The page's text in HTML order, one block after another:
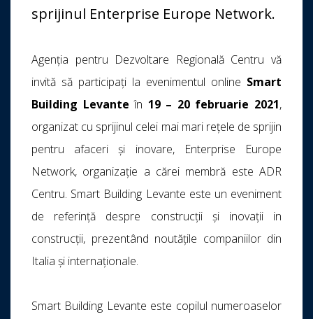
sprijinul Enterprise Europe Network.
Agenția pentru Dezvoltare Regională Centru vă
invită să participați la evenimentul online Smart
Building Levante în 19 – 20 februarie 2021,
organizat cu sprijinul celei mai mari reţele de sprijin
pentru afaceri şi inovare, Enterprise Europe
Network, organizaţie a cărei membră este ADR
Centru. Smart Building Levante este un eveniment
de referință despre construcții și inovații in
construcții, prezentând noutățile companiilor din
Italia și internaționale.
Smart Building Levante este copilul numeroaselor